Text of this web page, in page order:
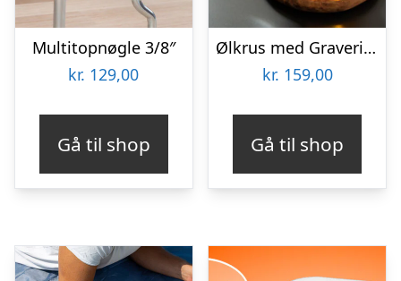
Multitopnøgle 3/8″
kr. 129,00
Gå til shop
Ølkrus med Gravering – Egen Tekst
kr. 159,00
Gå til shop